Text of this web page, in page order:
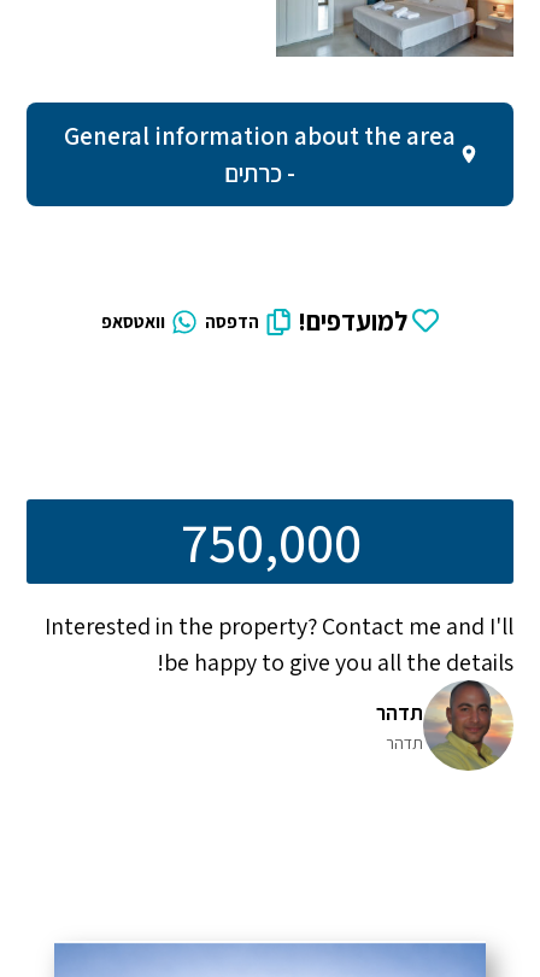
General information about the area
- כרתים
למועדפים! הדפסה וואטסאפ
750,000
Interested in the property? Contact me and I'll
be happy to give you all the details!
תדהר
תדהר